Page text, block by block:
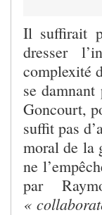
Il suffirait
dresser
complexité
se
Goncourt,
suffit pas
moral de la
ne
par
«